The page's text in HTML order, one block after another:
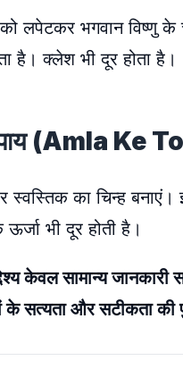
भगवान विष्णु के
है। क्लेश भी दूर होता है।
(Amla Ke
का चिन्ह बनाएं।
ऊर्जा भी दूर होती है।
सामान्य जानकारी
सत्यता और सटीकता की